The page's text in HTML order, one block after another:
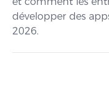
développer des
2026.